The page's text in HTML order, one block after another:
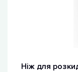
Ніж для